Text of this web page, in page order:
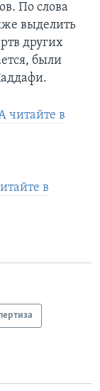
По слова
выделить
других
были
читайте в
в